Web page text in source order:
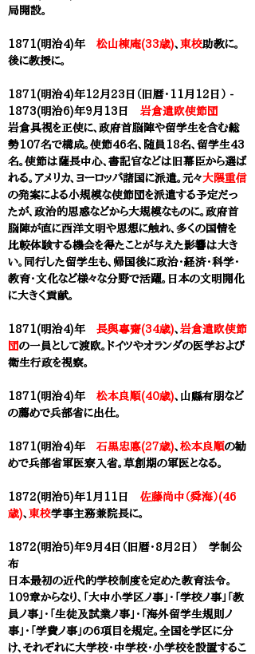
局開設。
1871(明治4)年 松山棟庵(33歳)、 東校助教に。
後に教授に。
1871(明治4)年12月23日（旧暦・11月12日） -
1873(明治6)年9月13日 岩倉遣欧使節団
岩倉具視を正使に、政府首脳陣や留学生を含む総
勢107名で構成。使節46名、随員18名、留学生43
名。使節は薩長中心、書記官などは旧幕臣から選ば
れる。アメリカ、ヨーロッパ諸国に派遣。元々大隈重信
の発案による小規模な使節団を派遣する予定だっ
たが、政治的思惑などから大規模なものに。政府首
脳陣が直に西洋文明や思想に触れ、多くの国情を
比較体験する機会を得たことが与えた影響は大き
い。同行した留学生も、帰国後に政治・経済・科学・
教育・文化など様々な分野で活躍。日本の文明開化
に大きく貢献。
1871(明治4)年 長與專齋(34歳)、 岩倉遣欧使節
団の一員として渡欧。ドイツやオランダの医学および
衛生行政を視察。
1871(明治4)年 松本良順(40歳)、山縣有朋など
の薦めで兵部省に出仕。
1871(明治4)年 石黒忠悳(27歳)、 松本良順の勧
めで兵部省軍医寮入省。草創期の軍医となる。
1872(明治5)年1月11日 佐藤尚中（舜海）(46
歳)、 東校学事主務兼院長に。
1872(明治5)年9月4日（旧暦・8月2日） 学制公
布
日本最初の近代的学校制度を定めた教育法令。
109章からなり、「大中小学区ノ事」・「学校ノ事」「教
員ノ事」・「生徒及試業ノ事」・「海外留学生規則ノ
事」・「学費ノ事」の6項目を規定。全国を学区に分
け、それぞれに大学校・中学校・小学校を設置するこ